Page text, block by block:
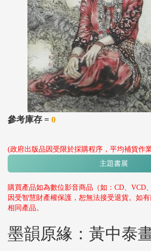
參考庫存 = 0
(政府出版品因受限於採購程序，平均補貨作
主題書展
購買產品如為數位影音商品（如：CD、VCD
因受智慧財產權保護，恕無法接受退貨。如
相同產品。
墨韻原緣：黃中泰